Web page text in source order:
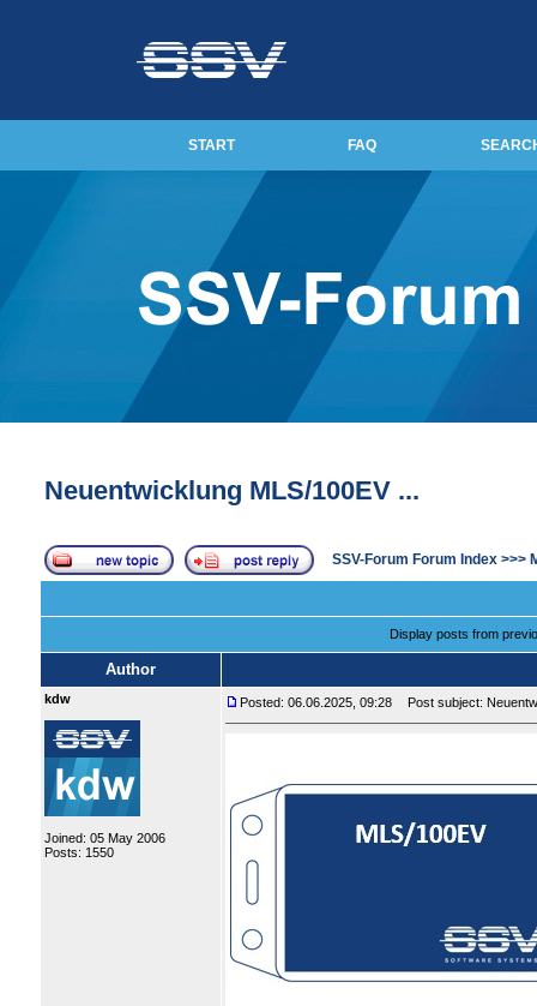
START FAQ
Neuentwicklung MLS/100EV ...
SSV-Forum Forum Index>>>
Display posts from
Author
kdw
Joined: 05 May 2006
Posts: 1550
Posted: 06.06.2025, 09:28 Post subject: